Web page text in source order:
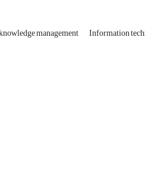
management Information